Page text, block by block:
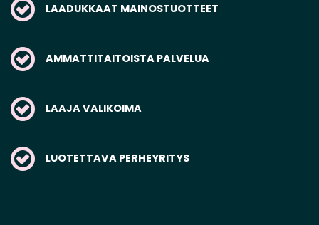
LAADUKKAAT MAINOSTUOTTEET
AMMATTITAITOISTA PALVELUA
LAAJA VALIKOIMA
LUOTETTAVA PERHEYRITYS